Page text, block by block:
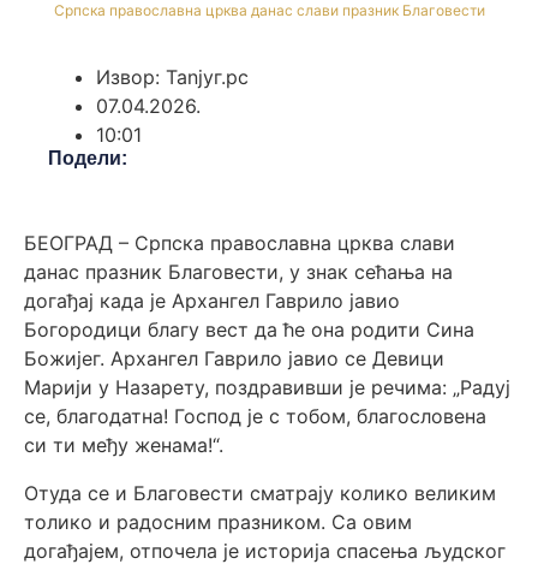
Српска православна црква данас слави празник Благовести
Извор: Таnjyг.рс
07.04.2026.
10:01
Подели:
БЕОГРАД – Српска православна црква слави
данас празник Благовести, у знак сећања на
догађај када је Архангел Гаврило јавио
Богородици благу вест да ће она родити Сина
Божијег. Архангел Гаврило јавио се Девици
Марији у Назарету, поздравивши је речима: „Радуј
се, благодатна! Господ је с тобом, благословена
си ти међу женама!“.
Отуда се и Благовести сматрају колико великим
толико и радосним празником. Са овим
догађајем, отпочела је историја спасења људског